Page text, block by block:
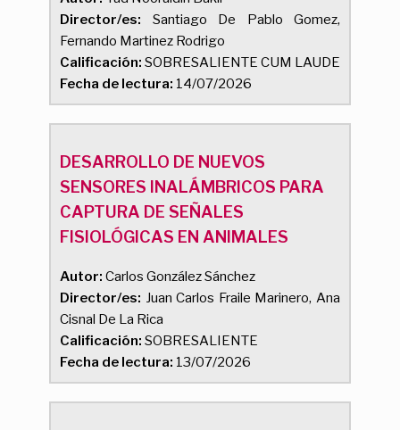
Director/es: Santiago De Pablo Gomez,
Fernando Martinez Rodrigo
Calificación: SOBRESALIENTE CUM LAUDE
Fecha de lectura: 14/07/2026
DESARROLLO DE NUEVOS
SENSORES INALÁMBRICOS PARA
CAPTURA DE SEÑALES
FISIOLÓGICAS EN ANIMALES
Autor: Carlos González Sánchez
Director/es: Juan Carlos Fraile Marinero, Ana
Cisnal De La Rica
Calificación: SOBRESALIENTE
Fecha de lectura: 13/07/2026